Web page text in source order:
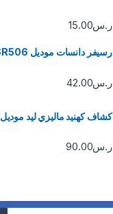
ر.س15.00
رسيفر دانسات موديل DSR506
ر.س42.00
كشاف كهنيد ماليزي ليد موديل EM3120LED
ر.س90.00